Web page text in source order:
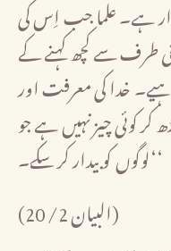
ہے۔ علما جب اِس کی
طرف سے کچھ کہنے کے
خدا کی معرفت اور
کوئی چیز نہیں ہے جو
لوگوں کو بیدار کر سکے۔‘‘
(البیان 2/ 20)